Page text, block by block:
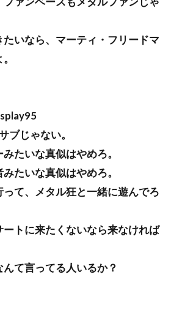
たいなら、マーティ・フリードマ
ブじゃない。
たいな真似はやめろ。
たいな真似はやめろ。
って、メタル狂と一緒に遊んでろ
ートに来たくないなら来なければ
て言ってる人いるか？